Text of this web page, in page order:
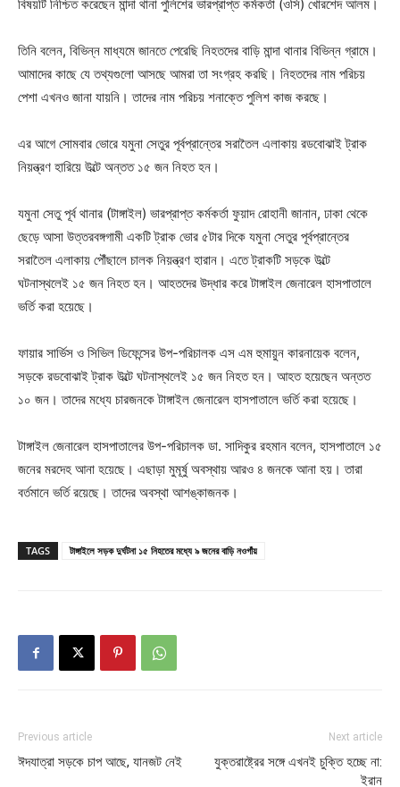
বিষয়টি নিশ্চিত করেছেন মান্দা থানা পুলিশের ভারপ্রাপ্ত কর্মকর্তা (ওসি) খোরশেদ আলম।
তিনি বলেন, বিভিন্ন মাধ্যমে জানতে পেরেছি নিহতদের বাড়ি মান্দা থানার বিভিন্ন গ্রামে।
আমাদের কাছে যে তথ্যগুলো আসছে আমরা তা সংগ্রহ করছি। নিহতদের নাম পরিচয়
পেশা এখনও জানা যায়নি। তাদের নাম পরিচয় শনাক্তে পুলিশ কাজ করছে।
এর আগে সোমবার ভোরে যমুনা সেতুর পূর্বপ্রান্তের সরাতৈল এলাকায় রডবোঝাই ট্রাক
নিয়ন্ত্রণ হারিয়ে উল্টে অন্তত ১৫ জন নিহত হন।
যমুনা সেতু পূর্ব থানার (টাঙ্গাইল) ভারপ্রাপ্ত কর্মকর্তা ফুয়াদ রোহানী জানান, ঢাকা থেকে
ছেড়ে আসা উত্তরবঙ্গগামী একটি ট্রাক ভোর ৫টার দিকে যমুনা সেতুর পূর্বপ্রান্তের
সরাতৈল এলাকায় পৌঁছালে চালক নিয়ন্ত্রণ হারান। এতে ট্রাকটি সড়কে উল্টে
ঘটনাস্থলেই ১৫ জন নিহত হন। আহতদের উদ্ধার করে টাঙ্গাইল জেনারেল হাসপাতালে
ভর্তি করা হয়েছে।
ফায়ার সার্ভিস ও সিভিল ডিফেন্সের উপ-পরিচালক এস এম হুমায়ুন কারনায়েক বলেন,
সড়কে রডবোঝাই ট্রাক উল্টে ঘটনাস্থলেই ১৫ জন নিহত হন। আহত হয়েছেন অন্তত
১০ জন। তাদের মধ্যে চারজনকে টাঙ্গাইল জেনারেল হাসপাতালে ভর্তি করা হয়েছে।
টাঙ্গাইল জেনারেল হাসপাতালের উপ-পরিচালক ডা. সাদিকুর রহমান বলেন, হাসপাতালে ১৫
জনের মরদেহ আনা হয়েছে। এছাড়া মুমূর্ষু অবস্থায় আরও ৪ জনকে আনা হয়। তারা
বর্তমানে ভর্তি রয়েছে। তাদের অবস্থা আশঙ্কাজনক।
TAGS টাঙ্গাইলে সড়ক দুর্ঘটনা ১৫ নিহতের মধ্যে ৯ জনের বাড়ি নওগাঁয়
Previous article
ঈদযাত্রা সড়কে চাপ আছে, যানজট নেই
Next article
যুক্তরাষ্ট্রের সঙ্গে এখনই চুক্তি হচ্ছে না:
ইরান